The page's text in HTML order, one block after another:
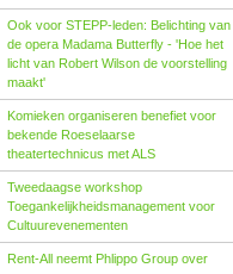
Ook voor STEPP-leden: Belichting van
de opera Madama Butterfly - 'Hoe het
licht van Robert Wilson de voorstelling
maakt'
Komieken organiseren benefiet voor
bekende Roeselaarse
theatertechnicus met ALS
Tweedaagse workshop
Toegankelijkheidsmanagement voor
Cultuurevenementen
Rent-All neemt Phlippo Group over